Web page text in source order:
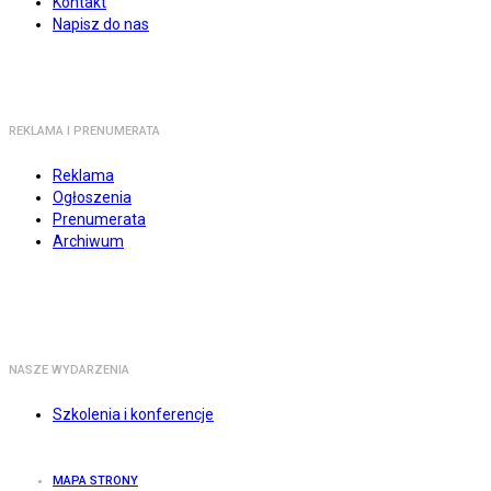
Napisz do nas
REKLAMA I PRENUMERATA
Reklama
Ogłoszenia
Prenumerata
Archiwum
NASZE WYDARZENIA
Szkolenia i konferencje
MAPA STRONY